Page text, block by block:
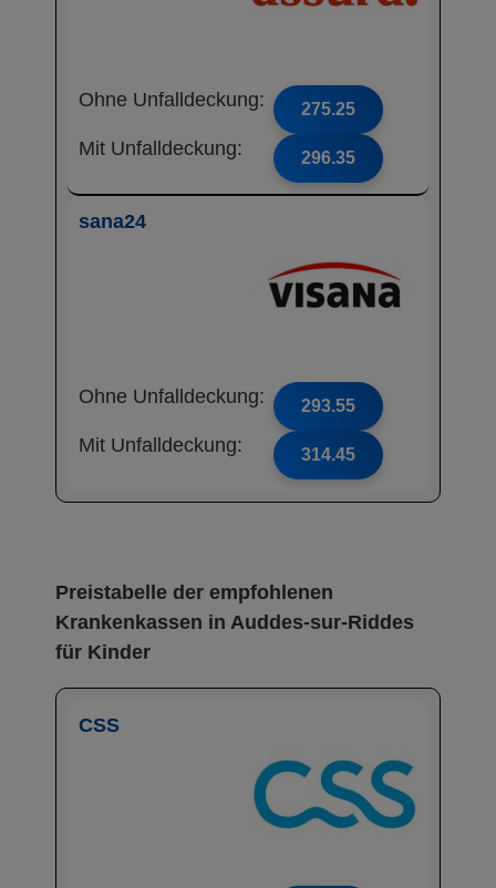
Ohne Unfalldeckung: 275.25
Mit Unfalldeckung: 296.35
sana24
Ohne Unfalldeckung: 293.55
Mit Unfalldeckung: 314.45
Preistabelle der empfohlenen
Krankenkassen in Auddes-sur-Riddes
für Kinder
CSS